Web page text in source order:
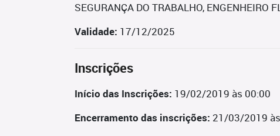
SEGURANÇA DO TRABALHO, ENGENHEIRO
Validade: 17/12/2025
Inscrições
Início das Inscrições: 19/02/2019 às 00:00
Encerramento das inscrições: 21/03/2019